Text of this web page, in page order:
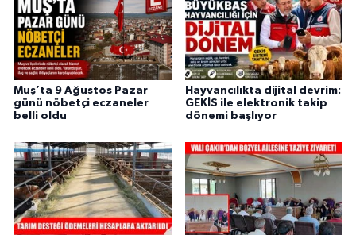
Muş’ta 9 Ağustos Pazar
günü nöbetçi eczaneler
belli oldu
Hayvancılıkta dijital devrim:
GEKİS ile elektronik takip
dönemi başlıyor